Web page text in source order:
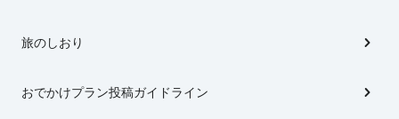
旅のしおり
おでかけプラン投稿ガイドライン